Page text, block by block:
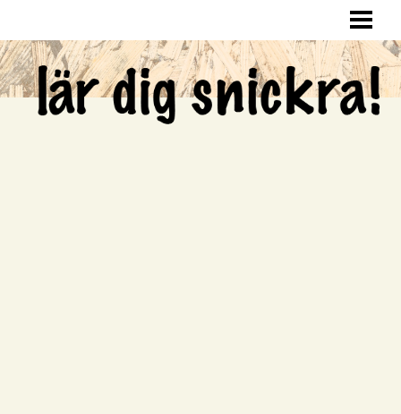
SNICKRA HEMMA
LAGA HÅL I VÄGGEN